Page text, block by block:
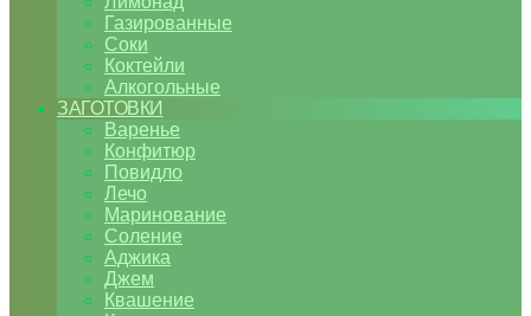
Газированные
Соки
Коктейли
Алкогольные
ЗАГОТОВКИ
Варенье
Конфитюр
Повидло
Лечо
Маринование
Соление
Аджика
Джем
Квашение